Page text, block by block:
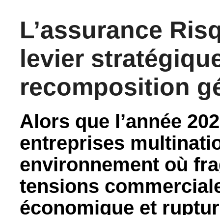
L’assurance
levier
recomposition
Alors que l’année
entreprises
environnement où
tensions
économique et